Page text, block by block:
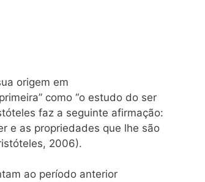
origem em
como “o estudo do ser
faz a seguinte afirmação:
e as propriedades que lhe são
2006).
ao período anterior